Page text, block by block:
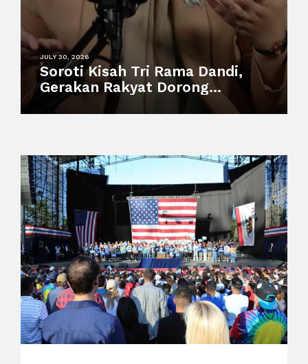
JULY 30, 2026
Soroti Kisah Tri Rama Dandi,
Gerakan Rakyat Dorong
Perlindungan Pekerja
Informal dan Sistem Sosial